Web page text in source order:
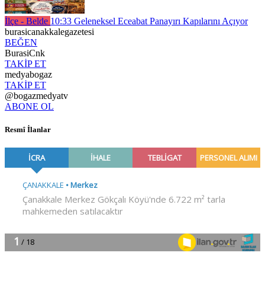
İlçe - Belde 10:33 Geleneksel Eceabat Panayırı Kapılarını Açıyor
burasicanakkalegazetesi
BEĞEN
BurasiCnk
TAKİP ET
medyabogaz
TAKİP ET
@bogazmedyatv
ABONE OL
Resmî İlanlar